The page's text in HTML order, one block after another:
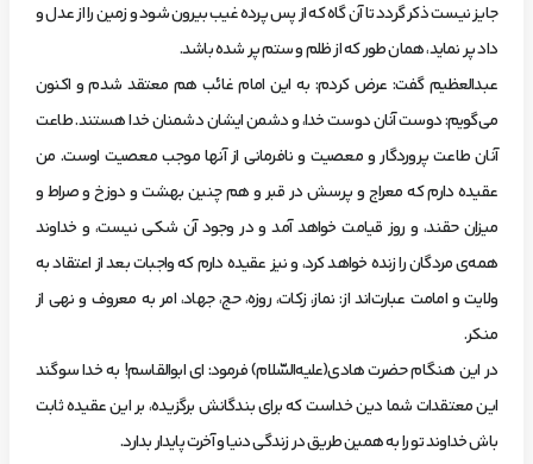
جايز نيست‌ ذكر گردد تا آن‌ گاه‌ كه‌ از پس‌ پرده‌ غيب‌ بيرون‌ شود و زمين‌ را از عدل‌ و
داد پر نمايد، همان‌ طور كه‌ از ظلم‌ و ستم‌ پر شده‌ باشد.
عبدالعظيم‌ گفت: عرض‌ كردم: به‌ اين‌ امام‌ غائب‌ هم‌ معتقد شدم‌ و اكنون‌
مي‌گويم: دوست‌ آنان‌ دوست‌ خدا، و دشمن‌ ايشان‌ دشمنان‌ خدا هستند. طاعت‌
آنان‌ طاعت‌ پروردگار و معصيت‌ و نافرماني‌ از آنها موجب‌ معصيت‌ اوست. من‌
عقيده‌ دارم‌ كه‌ معراج‌ و پرسش‌ در قبر و هم‌ چنين‌ بهشت‌ و دوزخ‌ و صراط‌ و
ميزان‌ حقند، و روز قيامت‌ خواهد آمد و در وجود آن‌ شكي‌ نيست، و خداوند
همه‌ي‌ مردگان‌ را زنده‌ خواهد كرد، و نيز عقيده‌ دارم‌ كه‌ واجبات‌ بعد از اعتقاد به‌
ولايت‌ و امامت‌ عبارت‌اند از: نماز، زكات، روزه، حج، جهاد، امر به‌ معروف‌ و نهي‌ از
منكر.
‌در اين‌ هنگام‌ حضرت‌ هادي(عليه‌السّلام) فرمود: اي‌ ابوالقاسم! به‌ خدا سوگند
اين‌ معتقدات‌ شما دين‌ خداست‌ كه‌ براي‌ بندگانش‌ برگزيده، بر اين‌ عقيده‌ ثابت‌
باش‌ خداوند تو را به‌ همين‌ طريق‌ در زندگي‌ دنيا و آخرت‌ پايدار بدارد.